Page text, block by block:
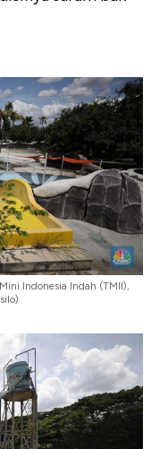
Indonesia Indah (TMII),